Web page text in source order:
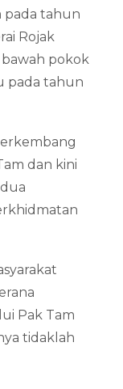
pada tahun
Rojak
bawah pokok
pada tahun
dan kini
Pak Tam
tidaklah